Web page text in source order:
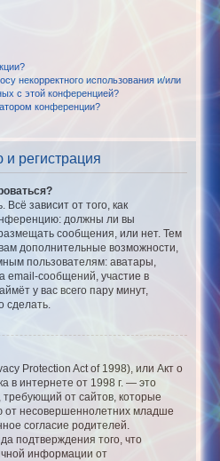
некорректного использования и/или
с этой конференцией?
конференции?
регистрация
зависит от того, как
должны ли вы
сообщения, или нет. Тем
дополнительные возможности,
пользователям: аватары,
email-сообщений, участие в
у вас всего пару минут,
сделать.
Protection Act of 1998), или Акт о
в интернете от 1998 г. — это
от сайтов, которые
от несовершеннолетних младше
согласие родителей.
подтверждения того, что
информации от